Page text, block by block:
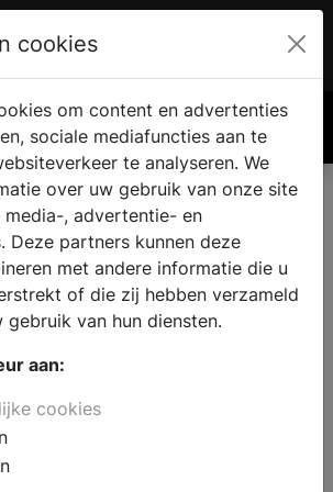
€ 0.00
cookies
om content en advertenties
sociale mediafuncties aan te
te analyseren. We
over uw gebruik van onze site
, advertentie- en
Deze partners kunnen deze
met andere informatie die u
of die zij hebben verzameld
gebruik van hun diensten.
aan:
cookies